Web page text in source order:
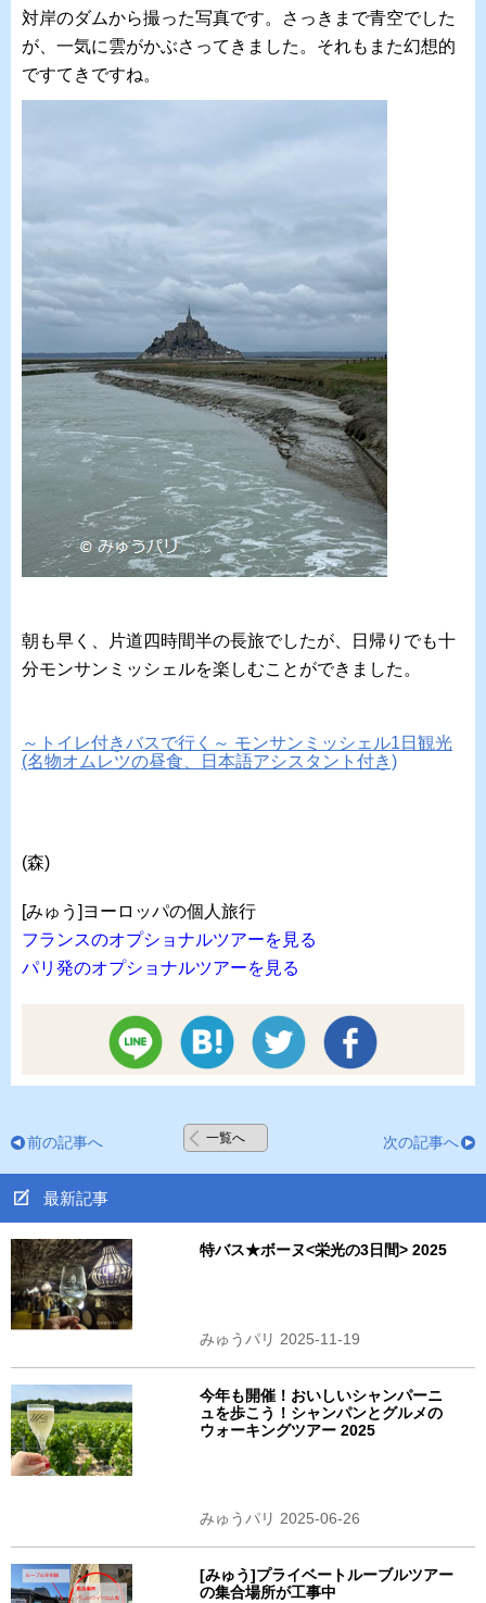
対岸のダムから撮った写真です。さっきまで青空でした
が、一気に雲がかぶさってきました。それもまた幻想的
ですてきですね。
朝も早く、片道四時間半の長旅でしたが、日帰りでも十
分モンサンミッシェルを楽しむことができました。
～トイレ付きバスで行く～ モンサンミッシェル1日観光
(名物オムレツの昼食、日本語アシスタント付き)
(森)
[みゅう]ヨーロッパの個人旅行
フランスのオプショナルツアーを見る
パリ発のオプショナルツアーを見る
前の記事へ 一覧へ 次の記事へ
最新記事
特バス★ボーヌ<栄光の3日間> 2025
みゅうパリ 2025-11-19
今年も開催！おいしいシャンパーニ
ュを歩こう！シャンパンとグルメの
ウォーキングツアー 2025
みゅうパリ 2025-06-26
[みゅう]プライベートルーブルツアー
の集合場所が工事中